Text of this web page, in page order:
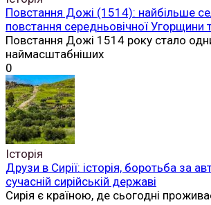
Повстання Дожі (1514): найбільше
повстання середньовічної Угорщини
Повстання Дожі 1514 року стало
наймасштабніших
0
Історія
Друзи в Сирії: історія, боротьба за
сучасній сирійській державі
Сирія є країною, де сьогодні